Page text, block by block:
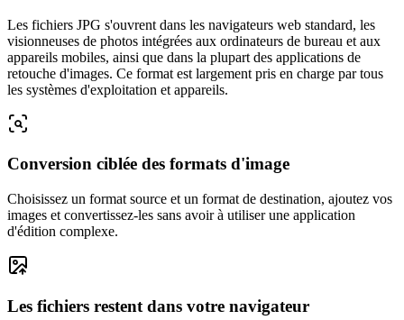
Les fichiers JPG s'ouvrent dans les navigateurs web standard, les
visionneuses de photos intégrées aux ordinateurs de bureau et aux
appareils mobiles, ainsi que dans la plupart des applications de
retouche d'images. Ce format est largement pris en charge par tous
les systèmes d'exploitation et appareils.
Conversion ciblée des formats d'image
Choisissez un format source et un format de destination, ajoutez vos
images et convertissez-les sans avoir à utiliser une application
d'édition complexe.
Les fichiers restent dans votre navigateur